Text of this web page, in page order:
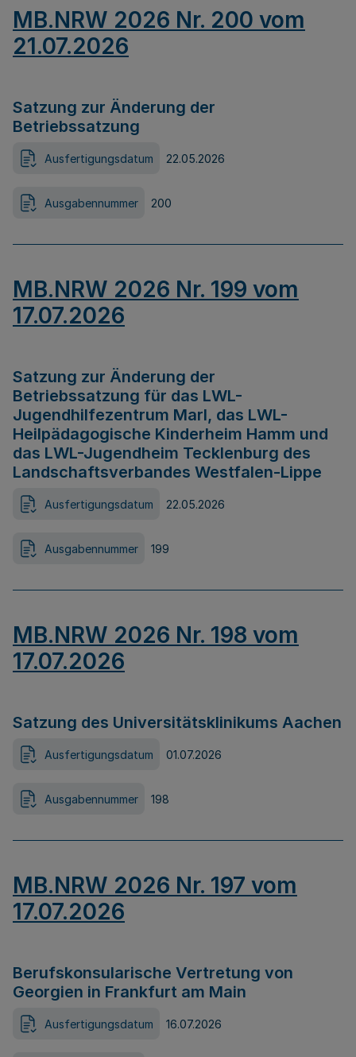
MB.NRW 2026 Nr. 200 vom
21.07.2026
Satzung zur Änderung der
Betriebssatzung
Ausfertigungsdatum 22.05.2026
Ausgabennummer 200
MB.NRW 2026 Nr. 199 vom
17.07.2026
Satzung zur Änderung der
Betriebssatzung für das LWL-
Jugendhilfezentrum Marl, das LWL-
Heilpädagogische Kinderheim Hamm und
das LWL-Jugendheim Tecklenburg des
Landschaftsverbandes Westfalen-Lippe
Ausfertigungsdatum 22.05.2026
Ausgabennummer 199
MB.NRW 2026 Nr. 198 vom
17.07.2026
Satzung des Universitätsklinikums Aachen
Ausfertigungsdatum 01.07.2026
Ausgabennummer 198
MB.NRW 2026 Nr. 197 vom
17.07.2026
Berufskonsularische Vertretung von
Georgien in Frankfurt am Main
Ausfertigungsdatum 16.07.2026